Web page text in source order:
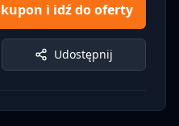
i idź do oferty
Udostępnij